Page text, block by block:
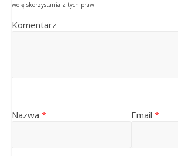
wolę skorzystania z tych praw.
Komentarz
Nazwa * Email *